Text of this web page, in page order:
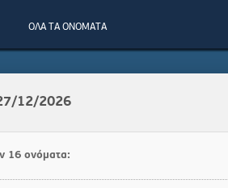
ΟΛΑ ΤΑ ΟΝΟΜΑΤΑ
27/12/2026
16 ονόματα: